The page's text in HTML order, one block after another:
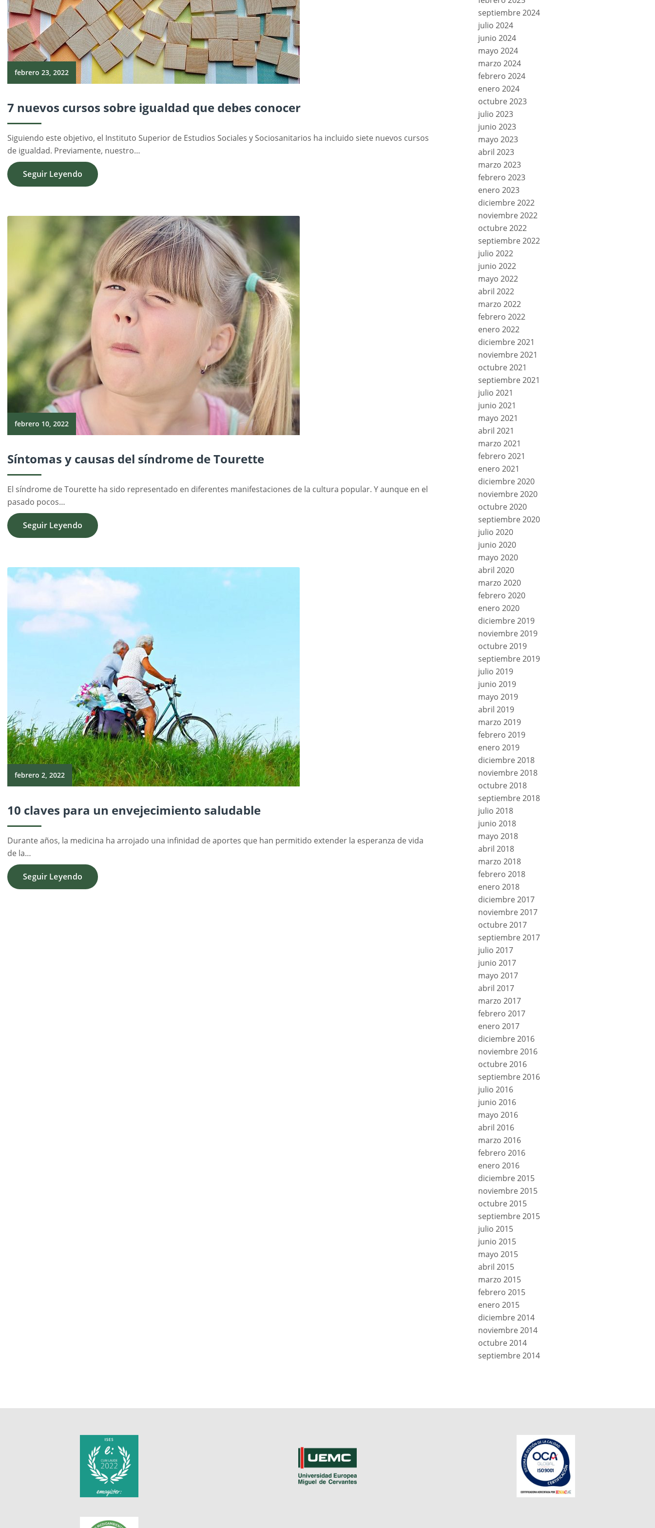
febrero 23, 2022
7 nuevos cursos sobre igualdad que debes conocer
Siguiendo este objetivo, el Instituto Superior de Estudios Sociales y Sociosanitarios ha incluido siete nuevos cursos
de igualdad. Previamente, nuestro…
Seguir Leyendo
febrero 10, 2022
Síntomas y causas del síndrome de Tourette
El síndrome de Tourette ha sido representado en diferentes manifestaciones de la cultura popular. Y aunque en el
pasado pocos…
Seguir Leyendo
febrero 2, 2022
10 claves para un envejecimiento saludable
Durante años, la medicina ha arrojado una infinidad de aportes que han permitido extender la esperanza de vida
de la…
Seguir Leyendo
septiembre 2024
julio 2024
junio 2024
mayo 2024
marzo 2024
febrero 2024
enero 2024
octubre 2023
julio 2023
junio 2023
mayo 2023
abril 2023
marzo 2023
febrero 2023
enero 2023
diciembre 2022
noviembre 2022
octubre 2022
septiembre 2022
julio 2022
junio 2022
mayo 2022
abril 2022
marzo 2022
febrero 2022
enero 2022
diciembre 2021
noviembre 2021
octubre 2021
septiembre 2021
julio 2021
junio 2021
mayo 2021
abril 2021
marzo 2021
febrero 2021
enero 2021
diciembre 2020
noviembre 2020
octubre 2020
septiembre 2020
julio 2020
junio 2020
mayo 2020
abril 2020
marzo 2020
febrero 2020
enero 2020
diciembre 2019
noviembre 2019
octubre 2019
septiembre 2019
julio 2019
junio 2019
mayo 2019
abril 2019
marzo 2019
febrero 2019
enero 2019
diciembre 2018
noviembre 2018
octubre 2018
septiembre 2018
julio 2018
junio 2018
mayo 2018
abril 2018
marzo 2018
febrero 2018
enero 2018
diciembre 2017
noviembre 2017
octubre 2017
septiembre 2017
julio 2017
junio 2017
mayo 2017
abril 2017
marzo 2017
febrero 2017
enero 2017
diciembre 2016
noviembre 2016
octubre 2016
septiembre 2016
julio 2016
junio 2016
mayo 2016
abril 2016
marzo 2016
febrero 2016
enero 2016
diciembre 2015
noviembre 2015
octubre 2015
septiembre 2015
julio 2015
junio 2015
mayo 2015
abril 2015
marzo 2015
febrero 2015
enero 2015
diciembre 2014
noviembre 2014
octubre 2014
septiembre 2014